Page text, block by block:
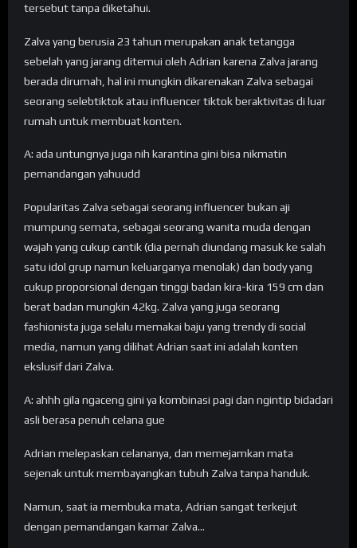
tersebut tanpa diketahui.
Zalva yang berusia 23 tahun merupakan anak tetangga
sebelah yang jarang ditemui oleh Adrian karena Zalva jarang
berada dirumah, hal ini mungkin dikarenakan Zalva sebagai
seorang selebtiktok atau influencer tiktok beraktivitas di luar
rumah untuk membuat konten.
A: ada untungnya juga nih karantina gini bisa nikmatin
pemandangan yahuudd
Popularitas Zalva sebagai seorang influencer bukan aji
mumpung semata, sebagai seorang wanita muda dengan
wajah yang cukup cantik (dia pernah diundang masuk ke salah
satu idol grup namun keluarganya menolak) dan body yang
cukup proporsional dengan tinggi badan kira-kira 159 cm dan
berat badan mungkin 42kg. Zalva yang juga seorang
fashionista juga selalu memakai baju yang trendy di social
media, namun yang dilihat Adrian saat ini adalah konten
ekslusif dari Zalva.
A: ahhh gila ngaceng gini ya kombinasi pagi dan ngintip bidadari
asli berasa penuh celana gue
Adrian melepaskan celananya, dan memejamkan mata
sejenak untuk membayangkan tubuh Zalva tanpa handuk.
Namun, saat ia membuka mata, Adrian sangat terkejut
dengan pemandangan kamar Zalva…